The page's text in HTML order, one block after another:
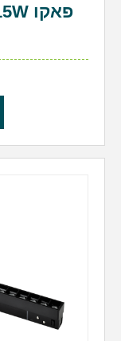
פאקו 15W לבן חם מערכת אלמנט